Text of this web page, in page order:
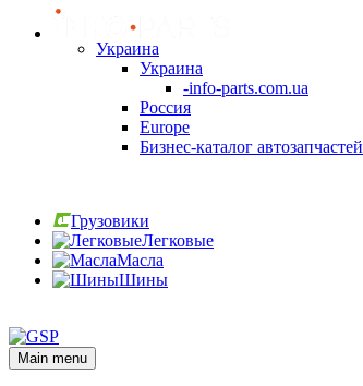
Украина
Украина
-info-parts.com.ua
Россия
Europe
Бизнес-каталог автозапчастей
Грузовики
Легковые
Масла
Шины
Main menu